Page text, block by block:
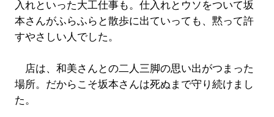
入れといった大工仕事も。仕入れとウソをついて坂
本さんがふらふらと散歩に出ていっても、黙って許
すやさしい人でした。
店は、和美さんとの二人三脚の思い出がつまった
場所。だからこそ坂本さんは死ぬまで守り続けまし
た。